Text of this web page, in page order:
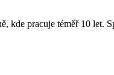
kde pracuje téměř 10 let.